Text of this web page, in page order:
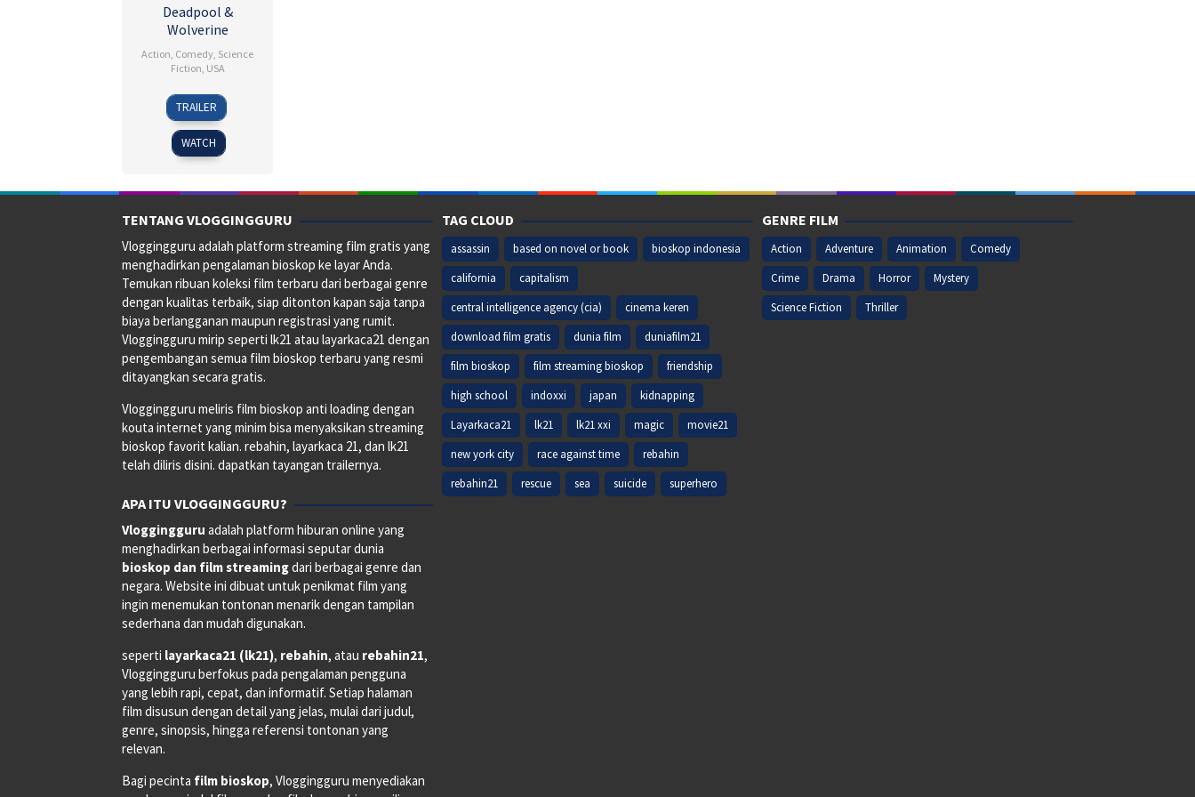
Deadpool &
Wolverine
Action, Comedy, Science
Fiction, USA
24
Jul
2024
Shawn
Levy
TRAILER
WATCH
TENTANG VLOGGINGGURU
Vloggingguru adalah platform streaming film gratis yang
menghadirkan pengalaman bioskop ke layar Anda.
Temukan ribuan koleksi film terbaru dari berbagai genre
dengan kualitas terbaik, siap ditonton kapan saja tanpa
biaya berlangganan maupun registrasi yang rumit.
Vloggingguru mirip seperti lk21 atau layarkaca21 dengan
pengembangan semua film bioskop terbaru yang resmi
ditayangkan secara gratis.
Vloggingguru meliris film bioskop anti loading dengan
kouta internet yang minim bisa menyaksikan streaming
bioskop favorit kalian. rebahin, layarkaca 21, dan lk21
telah diliris disini. dapatkan tayangan trailernya.
APA ITU VLOGGINGGURU?
Vloggingguru adalah platform hiburan online yang
menghadirkan berbagai informasi seputar dunia
bioskop dan film streamingdari berbagai genre dan
negara. Website ini dibuat untuk penikmat film yang
ingin menemukan tontonan menarik dengan tampilan
sederhana dan mudah digunakan.
seperti layarkaca21 (lk21), rebahin, atau rebahin21,
Vloggingguru berfokus pada pengalaman pengguna
yang lebih rapi, cepat, dan informatif. Setiap halaman
film disusun dengan detail yang jelas, mulai dari judul,
genre, sinopsis, hingga referensi tontonan yang
relevan.
Bagi pecinta film bioskop, Vloggingguru menyediakan
TAG CLOUD
assassin based on novel or book
bioskop indonesia
california
capitalism
central intelligence agency (cia)
cinema keren
download film gratis
dunia film
duniafilm21
film bioskop
film streaming bioskop
friendship
high school
indoxxi japan
kidnapping
Layarkaca21
lk21 lk21 xxi magic
movie21
new york city
race against time
rebahin
rebahin21
rescue sea suicide superhero
GENRE FILM
Action Adventure Animation
Comedy
Crime
Drama Horror
Mystery
Science Fiction
Thriller